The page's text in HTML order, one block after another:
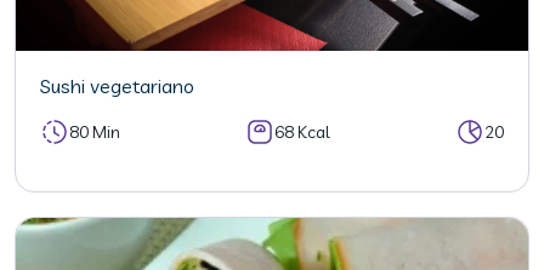
Sushi vegetariano
80 Min 68 Kcal 20